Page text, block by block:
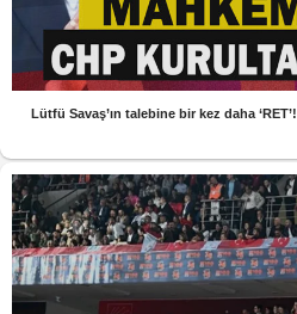
Lütfü Savaş’ın talebine bir kez daha ‘RET’!